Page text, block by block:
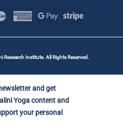
Research Institute. All Rights Reserved.
and get
Yoga content and
your personal